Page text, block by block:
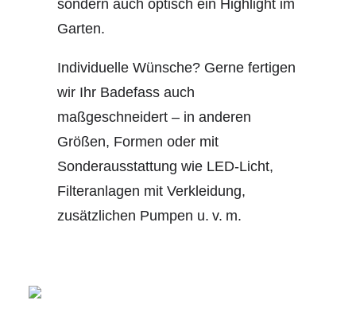
sondern auch optisch ein Highlight im
Garten.
Individuelle Wünsche? Gerne fertigen
wir Ihr Badefass auch
maßgeschneidert – in anderen
Größen, Formen oder mit
Sonderausstattung wie LED-Licht,
Filteranlagen mit Verkleidung,
zusätzlichen Pumpen u. v. m.